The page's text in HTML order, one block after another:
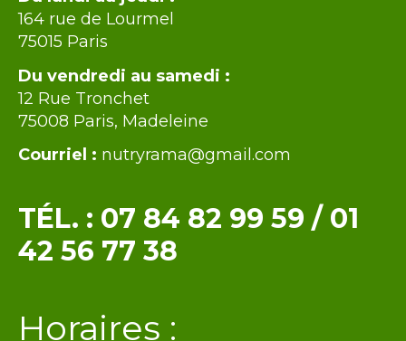
164 rue de Lourmel
75015 Paris
Du vendredi au samedi :
12 Rue Tronchet
75008 Paris, Madeleine
Courriel : nutryrama@gmail.com
TÉL. : 07 84 82 99 59 / 01
42 56 77 38
Texte
Horaires :